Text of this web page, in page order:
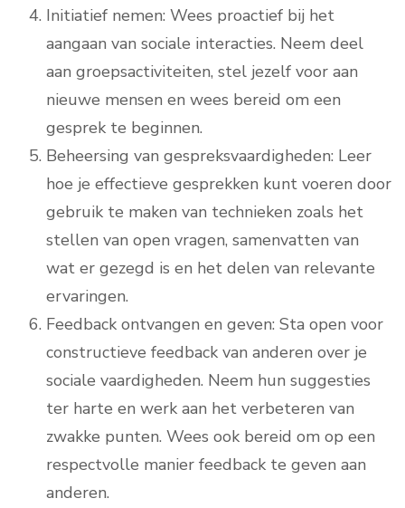
Initiatief nemen: Wees proactief bij het
aangaan van sociale interacties. Neem deel
aan groepsactiviteiten, stel jezelf voor aan
nieuwe mensen en wees bereid om een
gesprek te beginnen.
Beheersing van gespreksvaardigheden: Leer
hoe je effectieve gesprekken kunt voeren door
gebruik te maken van technieken zoals het
stellen van open vragen, samenvatten van
wat er gezegd is en het delen van relevante
ervaringen.
Feedback ontvangen en geven: Sta open voor
constructieve feedback van anderen over je
sociale vaardigheden. Neem hun suggesties
ter harte en werk aan het verbeteren van
zwakke punten. Wees ook bereid om op een
respectvolle manier feedback te geven aan
anderen.